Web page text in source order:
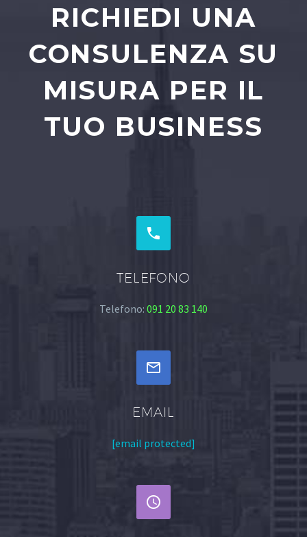
RICHIEDI UNA
CONSULENZA SU
MISURA PER IL
TUO BUSINESS


TELEFONO
Telefono: 091 20 83 140


EMAIL
[email protected]

